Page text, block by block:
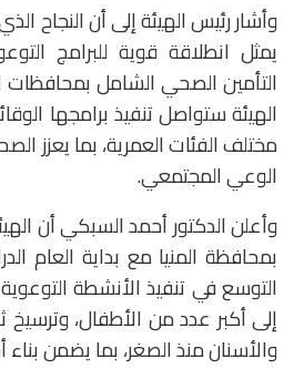
وأشار رئيس الهيئة إلى أن النجاح
يمثل انطلاقة قوية للبرامج
التأمين الصحي الشامل بمحافظات
الهيئة ستواصل تنفيذ برامجها
مختلف الفئات العمرية، بما يعزز
الوعي المجتمعي.
وأعلن الدكتور أحمد السبكي أن
بمحافظة المنيا مع بداية العام
التوسع في تنفيذ الأنشطة
إلى أكبر عدد من الأطفال، وترسيخ
والأسنان منذ الصغر، بما يضمن